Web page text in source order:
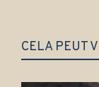
CELA PEUT